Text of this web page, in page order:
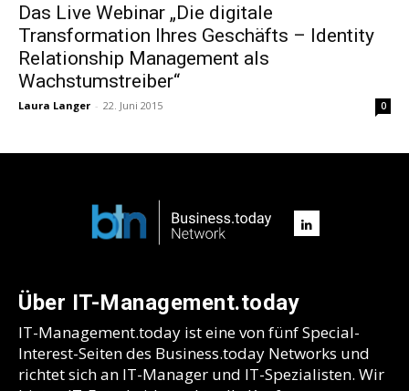
Das Live Webinar „Die digitale
Transformation Ihres Geschäfts – Identity
Relationship Management als
Wachstumstreiber“
Laura Langer - 22. Juni 2015 0
Über IT-Management.today
IT-Management.today ist eine von fünf Special-
Interest-Seiten des Business.today Networks und
richtet sich an IT-Manager und IT-Spezialisten. Wir